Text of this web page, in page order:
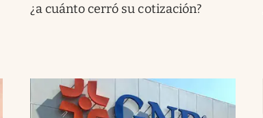
¿a cuánto cerró su cotización?